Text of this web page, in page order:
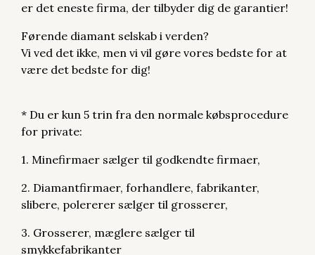
er det eneste firma, der tilbyder dig de garantier!
Førende diamant selskab i verden?
Vi ved det ikke, men vi vil gøre vores bedste for at
være det bedste for dig!
* Du er kun 5 trin fra den normale købsprocedure
for private:
1. Minefirmaer sælger til godkendte firmaer,
2. Diamantfirmaer, forhandlere, fabrikanter,
slibere, polererer sælger til grosserer,
3. Grosserer, mæglere sælger til
smykkefabrikanter